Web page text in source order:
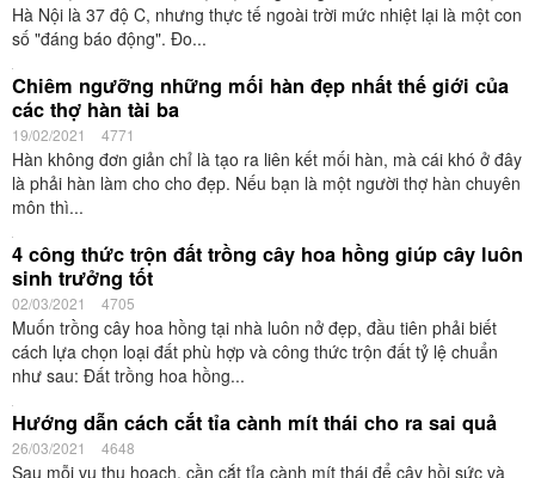
đúng cách để đảm bảo máy hàn luôn hoạt động ổn định, hiệu quả
và an...
Chỉ số nhiệt độ ngoài đường 12h trưa hôm nay:
“Nóng như chảo lửa”, vượt ngưỡng 60 độ C
23/06/2020 4879
Theo dự báo thời tiết, nhiệt độ nắng nóng hôm nay 23/6/2020 tại
Hà Nội là 37 độ C, nhưng thực tế ngoài trời mức nhiệt lại là một con